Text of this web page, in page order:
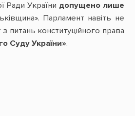
Ради України допущено лише
Парламент навіть не
питань конституційного права
Суду України».